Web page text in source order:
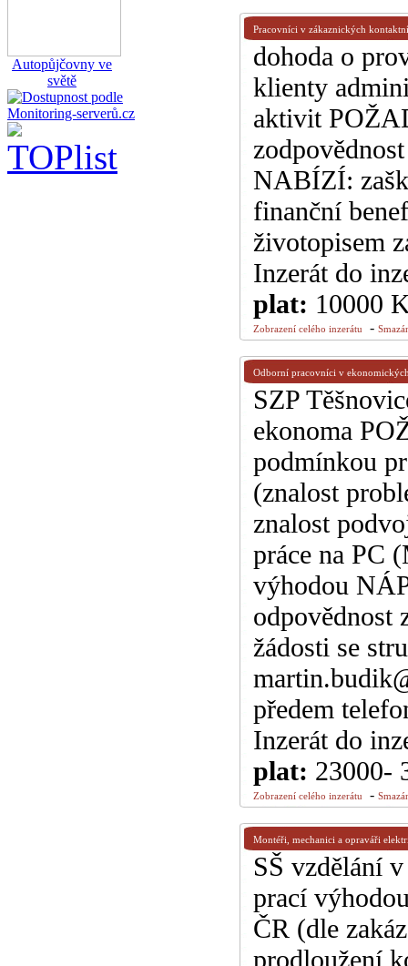
Pracovníci v zákaznických
dohoda o
klienty
aktivit
NABÍZÍ:
finanční
životopisem
Inzerát do
plat: 10000
Zobrazení celého inzerátu -
Odborní pracovníci v
SZP
ekonoma
podmínkou
(znalost
znalost
práce na PC
výhodou
odpovědnost
žádosti se
předem
Inzerát do
plat: 23000-
Zobrazení celého inzerátu -
Montéři, mechanici a opraváři
SŠ vzdělání
prací
ČR (dle
prodloužení
Autopůjčovny ve
světě